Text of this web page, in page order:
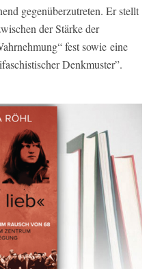
gegenüberzutreten. Er stellt
der Stärke der
fest sowie eine
Denkmuster”.